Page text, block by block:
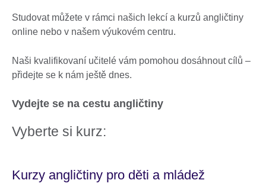
Studovat můžete v rámci našich lekcí a kurzů angličtiny
online nebo v našem výukovém centru.
Naši kvalifikovaní učitelé vám pomohou dosáhnout cílů –
přidejte se k nám ještě dnes.
Vydejte se na cestu angličtiny
Vyberte si kurz:
Kurzy angličtiny pro děti a mládež